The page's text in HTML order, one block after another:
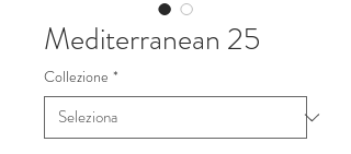
Mediterranean 25
Collezione *